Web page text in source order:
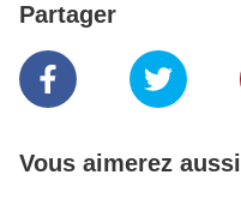
Partager
Vous aimerez aussi